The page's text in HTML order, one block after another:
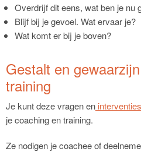
Overdrijf dit eens, wat ben je nu
Blijf bij je gevoel. Wat ervaar je?
Wat komt er bij je boven?
Gestalt en
training
Je kunt deze vragen en interventies
je coaching en training.
Ze nodigen je coachee of